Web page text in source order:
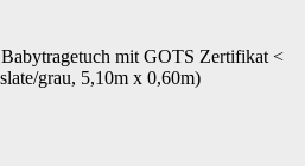
‎Slate, grau
mit GOTS Zertifikat <
grau, 5,10m x 0,60m)